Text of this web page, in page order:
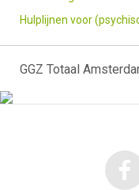
Hulplijnen voor
GGZ Totaal